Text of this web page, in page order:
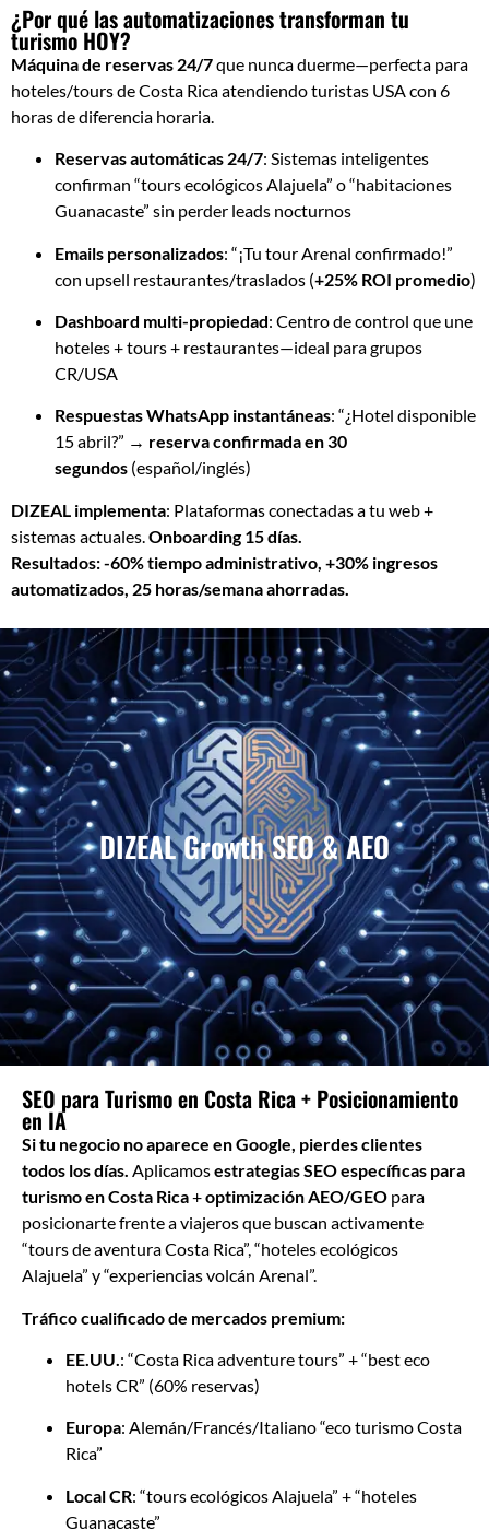
¿Por qué las automatizaciones transforman tu
turismo HOY?
Máquina de reservas 24/7que nunca duerme—perfecta para
hoteles/tours de Costa Rica atendiendo turistas USA con 6
horas de diferencia horaria.
Reservas automáticas 24/7: Sistemas inteligentes
confirman “tours ecológicos Alajuela” o “habitaciones
Guanacaste” sin perder leads nocturnos
Emails personalizados: “¡Tu tour Arenal confirmado!”
con upsell restaurantes/traslados (+25% ROI promedio)
Dashboard multi-propiedad: Centro de control que une
hoteles + tours + restaurantes—ideal para grupos
CR/USA
Respuestas WhatsApp instantáneas: “¿Hotel disponible
15 abril?” → reserva confirmada en 30
segundos (español/inglés)
DIZEAL implementa: Plataformas conectadas a tu web +
sistemas actuales. Onboarding 15 días.
Resultados: -60% tiempo administrativo, +30% ingresos
automatizados, 25 horas/semana ahorradas.
DIZEAL Growth SEO & AEO
SEO para Turismo en Costa Rica + Posicionamiento
en IA
Si tu negocio no aparece en Google, pierdes clientes
todos los días. Aplicamosestrategias SEO específicas para
turismo en Costa Rica+optimización AEO/GEO para
posicionarte frente a viajeros que buscan activamente
“tours de aventura Costa Rica”, “hoteles ecológicos
Alajuela” y “experiencias volcán Arenal”.
Tráfico cualificado de mercados premium:
EE.UU.: “Costa Rica adventure tours” + “best eco
hotels CR” (60% reservas)
Europa: Alemán/Francés/Italiano “eco turismo Costa
Rica”
Local CR: “tours ecológicos Alajuela” + “hoteles
Guanacaste”